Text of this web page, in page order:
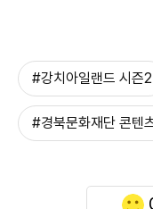
#강치아일랜드 시즌2
#경북문화재단 콘텐